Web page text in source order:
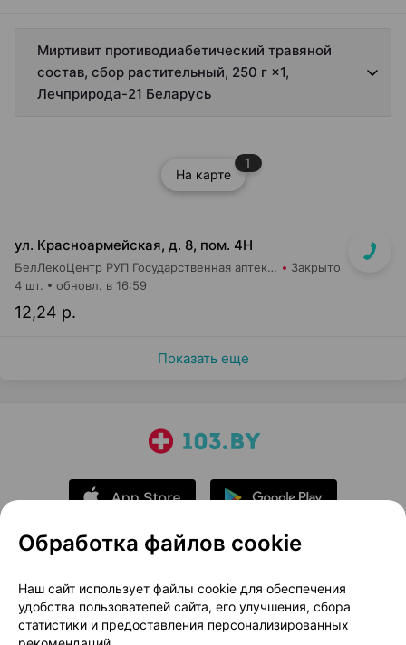
Миртивит противодиабетический травяной
состав, сбор растительный, 250 г ×1,
Лечприрода-21 Беларусь
На карте
1
ул. Красноармейская, д. 8, пом. 4Н
БелЛекоЦентр РУП Государственная аптека №12 Закрыто
12,24 р.
4 шт. обновл. в 16:59
Показать еще
О проекте
Новости проекта
Размещение рекламы
Медицинский маркетинг
Публичный договор
Доставка
Обработка файлов cookie
Наш сайт использует файлы cookie для обеспечения
удобства пользователей сайта, его улучшения, сбора
статистики и предоставления персонализированных